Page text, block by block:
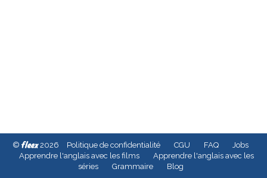
© fleex2026 Politique de confidentialité CGU FAQ
Jobs
Apprendre l'anglais avec les films
Apprendre l'anglais avec les
séries
Grammaire Blog